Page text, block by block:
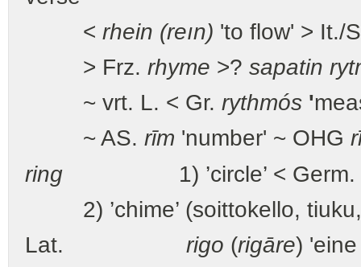
< rhein (reın) 'to flow' > It./
> Frz. rhyme >? sapatin
~ vrt. L. < Gr. rythmós '
~ AS. rīm 'number' ~ OHG
ring 1) ’circle’ < Germ.
2) ’chime’ (soittokello,
Lat. rigo (rigāre)